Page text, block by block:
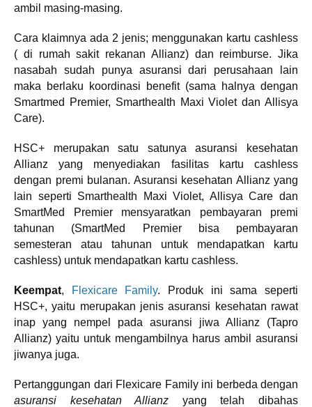
ambil masing-masing.
Cara klaimnya ada 2 jenis; menggunakan kartu cashless
( di rumah sakit rekanan Allianz) dan reimburse. Jika
nasabah sudah punya asuransi dari perusahaan lain
maka berlaku koordinasi benefit (sama halnya dengan
Smartmed Premier, Smarthealth Maxi Violet dan Allisya
Care).
HSC+ merupakan satu satunya asuransi kesehatan
Allianz yang menyediakan fasilitas kartu cashless
dengan premi bulanan. Asuransi kesehatan Allianz yang
lain seperti Smarthealth Maxi Violet, Allisya Care dan
SmartMed Premier mensyaratkan pembayaran premi
tahunan (SmartMed Premier bisa pembayaran
semesteran atau tahunan untuk mendapatkan kartu
cashless) untuk mendapatkan kartu cashless.
Keempat, Flexicare Family. Produk ini sama seperti
HSC+, yaitu merupakan jenis asuransi kesehatan rawat
inap yang nempel pada asuransi jiwa Allianz (Tapro
Allianz) yaitu untuk mengambilnya harus ambil asuransi
jiwanya juga.
Pertanggungan dari Flexicare Family ini berbeda dengan
asuransi kesehatan Allianz yang telah dibahas